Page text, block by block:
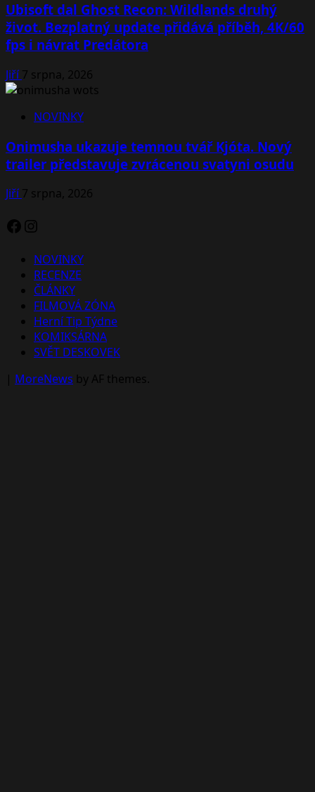
Ubisoft dal Ghost Recon: Wildlands druhý
život. Bezplatný update přidává příběh, 4K/60
fps i návrat Predátora
Jiří7 srpna, 2026
NOVINKY
Onimusha ukazuje temnou tvář Kjóta. Nový
trailer představuje zvrácenou svatyni osudu
Jiří7 srpna, 2026
Facebook
Instagram
NOVINKY
RECENZE
ČLÁNKY
FILMOVÁ ZÓNA
Herní Tip Týdne
KOMIKSÁRNA
SVĚT DESKOVEK
| MoreNews by AF themes.